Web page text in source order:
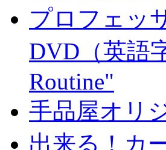
プロフェッ
DVD（英語
Routine"
手品屋オリ
出来る！カ